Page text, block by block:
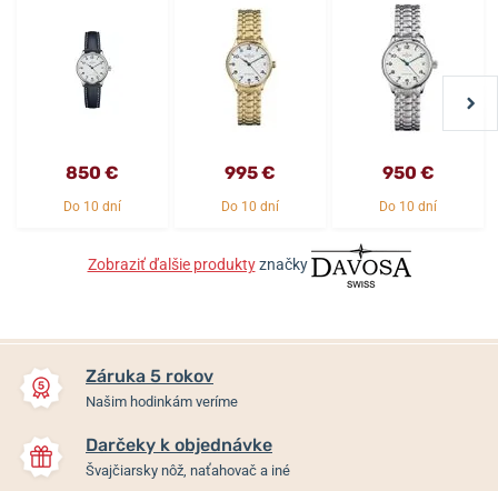
850 €
Do 10 dní
995 €
Do 10 dní
950 €
Do 10 dní
Zobraziť ďalšie produktyznačky
Záruka 5 rokov
Našim hodinkám veríme
Darčeky k objednávke
Švajčiarsky nôž, naťahovač a iné